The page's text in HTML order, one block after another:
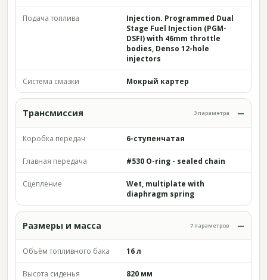
Подача топлива
Injection. Programmed Dual
Stage Fuel Injection (PGM-
DSFI) with 46mm throttle
bodies, Denso 12-hole
injectors
Система смазки Мокрый картер
Трансмиссия 3 параметра
Коробка передач 6-ступенчатая
Главная передача #530 O-ring - sealed chain
Сцепление
Wet, multiplate with
diaphragm spring
Размеры и масса 7 параметров
Объём топливного бака 16 л
Высота сиденья 820 мм